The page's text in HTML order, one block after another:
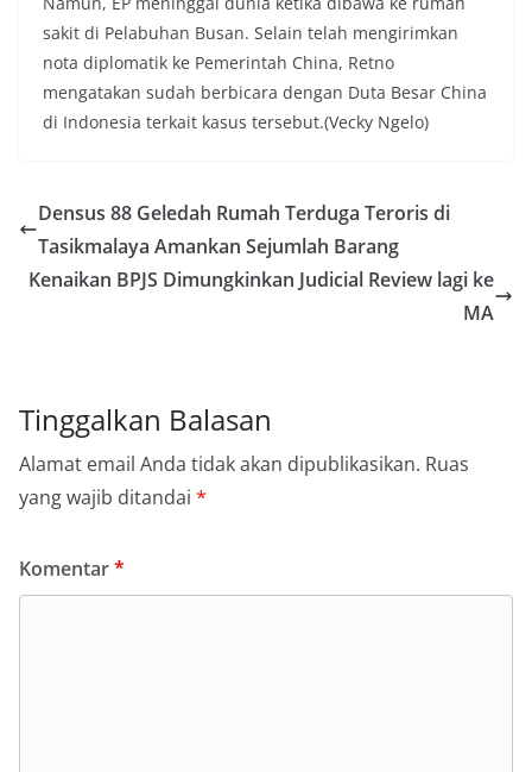
sakit di Pelabuhan Busan. Selain telah mengirimkan
nota diplomatik ke Pemerintah China, Retno
mengatakan sudah berbicara dengan Duta Besar China
di Indonesia terkait kasus tersebut.(Vecky Ngelo)
Densus 88 Geledah Rumah Terduga Teroris di
Tasikmalaya Amankan Sejumlah Barang
Kenaikan BPJS Dimungkinkan Judicial Review lagi ke
MA
Tinggalkan Balasan
Alamat email Anda tidak akan dipublikasikan. Ruas
yang wajib ditandai *
Komentar*